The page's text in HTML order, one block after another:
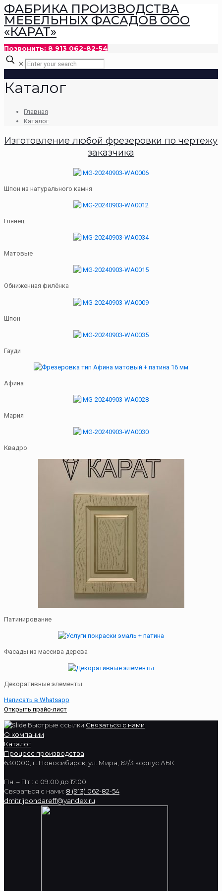
ФАБРИКА ПРОИЗВОДСТВА
МЕБЕЛЬНЫХ ФАСАДОВ ООО
«КАРАТ»
Позвонить: 8 913 062-82-54
✕
Каталог
Главная
Каталог
Изготовление любой фрезеровки по чертежу
заказчика
Шпон из натурального камня
Глянец
Матовые
Обниженная филёнка
Шпон
Гауди
Афина
Мария
Квадро
Патинирование
Фасады из массива дерева
Декоративные элементы
Написать в Whatsapp
Открыть прайс-лист
Быстрые ссылки Связаться с нами
О компании
Каталог
Процесс производства
630000, г. Новосибирск, ул. Мира, 62/3 корпус АБК
Пн. – Пт.: с 09:00 до 17:00
Связаться с нами: 8 (913) 062-82-54
dmitrijbondareff@yandex.ru